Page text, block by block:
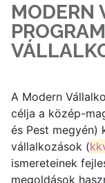
MODERN
A Modern
célja a közép-
és Pest megyén)
vállalkozások (
ismereteinek
megoldások